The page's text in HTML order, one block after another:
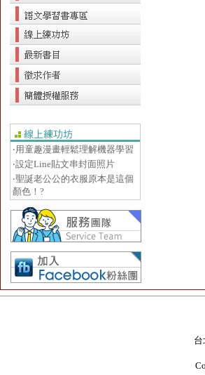
‧用童趣漫畫輕鬆理解機器學習
‧設定Line貼文串封面照片
‧聖誕老公公的衣服原本是這個
顏色！?
台